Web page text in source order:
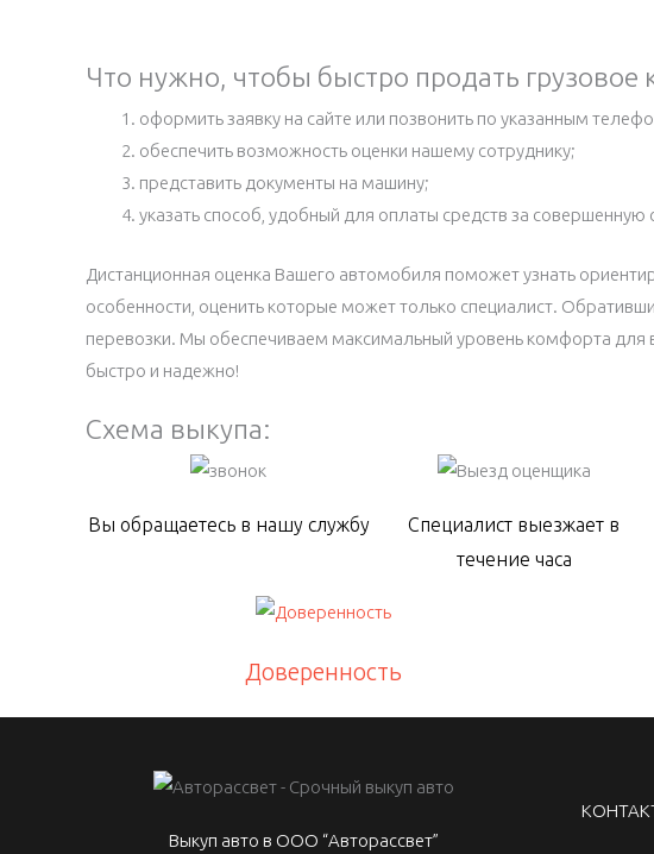
Что нужно, чтобы быстро продать грузовое
оформить заявку на сайте или позвонить по указанным
обеспечить возможность оценки нашему сотруднику;
представить документы на машину;
указать способ, удобный для оплаты средств за совершенную
Дистанционная оценка Вашего автомобиля поможет узнать
особенности, оценить которые может только специалист.
перевозки. Мы обеспечиваем максимальный уровень комфорта для
быстро и надежно!
Схема выкупа:
Вы обращаетесь в нашу службу
Специалист выезжает в
течение часа
Доверенность
Выкуп авто в ООО “Авторассвет”